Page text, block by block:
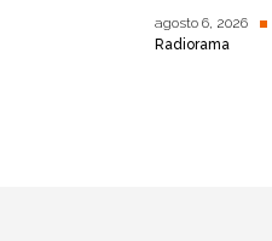
agosto 6, 2026
Radiorama